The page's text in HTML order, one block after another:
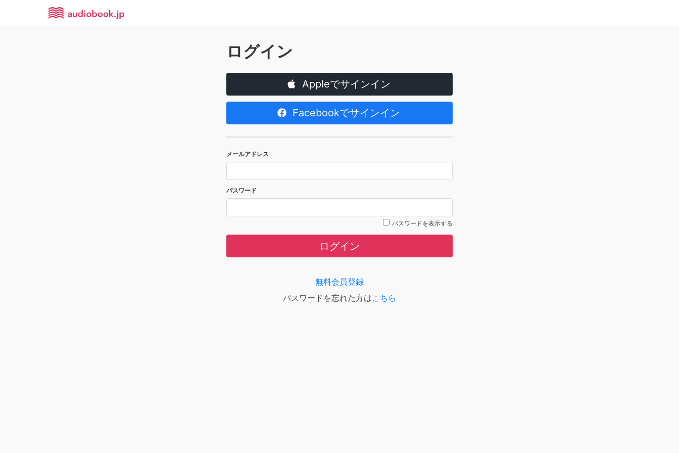
ログイン
Appleでサインイン
Facebookでサインイン
メールアドレス
パスワード
パスワードを表示する
ログイン
無料会員登録
パスワードを忘れた方はこちら